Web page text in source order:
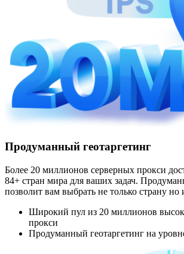
Продуманный геотаргетинг
Более 20 миллионов серверных прокси
84+ стран мира для ваших задач.
позволит вам выбрать не только страну но
Широкий пул из 20 миллионов
прокси
Продуманный геотаргетинг на